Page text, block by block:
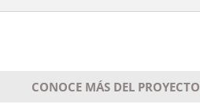
CONOCE MÁS DEL PROYECTO